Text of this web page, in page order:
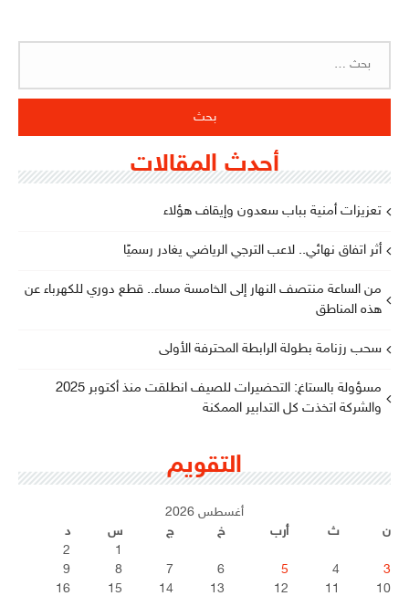
أحدث المقالات
تعزيزات أمنية بباب سعدون وإيقاف هؤلاء
أثر اتفاق نهائي.. لاعب الترجي الرياضي يغادر رسميًا
من الساعة منتصف النهار إلى الخامسة مساء.. قطع دوري للكهرباء عن
هذه المناطق
سحب رزنامة بطولة الرابطة المحترفة الأولى
مسؤولة بالستاغ: التحضيرات للصيف انطلقت منذ أكتوبر 2025
والشركة اتخذت كل التدابير الممكنة
التقويم
أغسطس 2026
ن
ث أرب خ ج س
د
1
2
3
4
5
6
7
8
9
10
11
12
13
14
15
16